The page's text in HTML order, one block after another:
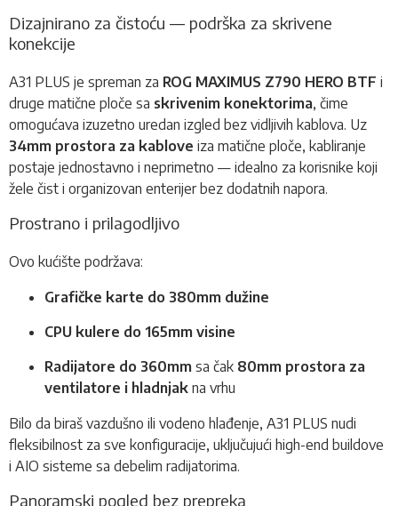
Dizajnirano za čistoću — podrška za skrivene
konekcije
A31 PLUS je spreman za ROG MAXIMUS Z790 HERO BTF i
druge matične ploče sa skrivenim konektorima, čime
omogućava izuzetno uredan izgled bez vidljivih kablova. Uz
34mm prostora za kablove iza matične ploče, kabliranje
postaje jednostavno i neprimetno — idealno za korisnike koji
žele čist i organizovan enterijer bez dodatnih napora.
Prostrano i prilagodljivo
Ovo kućište podržava:
Grafičke karte do 380mm dužine
CPU kulere do 165mm visine
Radijatore do 360mm sa čak 80mm prostora za
ventilatore i hladnjak na vrhu
Bilo da biraš vazdušno ili vodeno hlađenje, A31 PLUS nudi
fleksibilnost za sve konfiguracije, uključujući high-end buildove
i AIO sisteme sa debelim radijatorima.
Panoramski pogled bez prepreka